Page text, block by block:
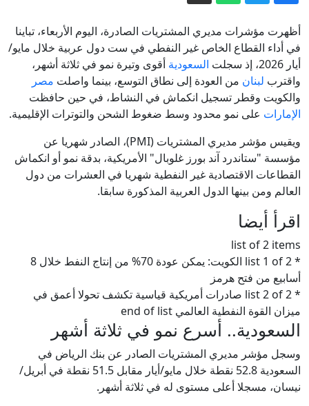
الكولومبي الجديد بمليار دولار
دعم أمني أمريكي بمليار دولار لإدارة رئيس
كولومبيا الجديد
الاستخبارات الأمريكية: بوتين الخاسر في
أوكرانيا يغامر باستفزاز الناتو
خلف مسيّرة مطار لايبزيغ؟
الأردن والولايات المتحدة: اتفاقيات
اقتصادية استراتيجية، وجنود أمريكيون بلا
أظهرت مؤشرات مديري المشتريات الصادرة، اليوم الأربعاء، تباينا
في أداء القطاع الخاص غير النفطي في ست دول عربية خلال مايو/
أيار 2026، إذ سجلت
السعودية أقوى وتيرة نمو في ثلاثة أشهر،
واقترب لبنان من العودة إلى نطاق التوسع، بينما واصلت مصر
والكويت وقطر تسجيل انكماش في النشاط، في حين حافظت
الإمارات على نمو محدود وسط ضغوط الشحن والتوترات الإقليمية.
ويقيس مؤشر مديري المشتريات (PMI)، الصادر شهريا عن
مؤسسة "ستاندرد آند بورز غلوبال" الأمريكية، بدقة نمو أو انكماش
القطاعات الاقتصادية غير النفطية شهريا في العشرات من دول
العالم ومن بينها الدول العربية المذكورة سابقا.
اقرأ أيضا
list of 2 items
* list 1 of 2 الكويت: يمكن عودة 70% من إنتاج النفط خلال 8
أسابيع من فتح هرمز
* list 2 of 2 صادرات أمريكية قياسية تكشف تحولا أعمق في
ميزان القوة النفطية العالمي end of list
السعودية.. أسرع نمو في ثلاثة أشهر
وسجل مؤشر مديري المشتريات الصادر عن بنك الرياض في
السعودية 52.8 نقطة خلال مايو/أيار مقابل 51.5 نقطة في أبريل/
نيسان، مسجلا أعلى مستوى له في ثلاثة أشهر.